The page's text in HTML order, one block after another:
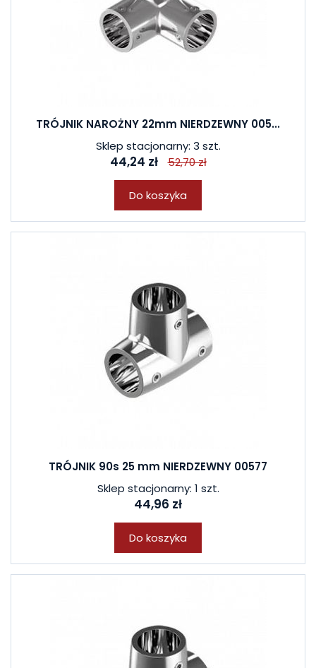
TRÓJNIK NAROŻNY 22mm NIERDZEWNY 005...
Sklep stacjonarny: 3 szt.
44,24 zł 52,70 zł
Do koszyka
TRÓJNIK 90s 25 mm NIERDZEWNY 00577
Sklep stacjonarny: 1 szt.
44,96 zł
Do koszyka